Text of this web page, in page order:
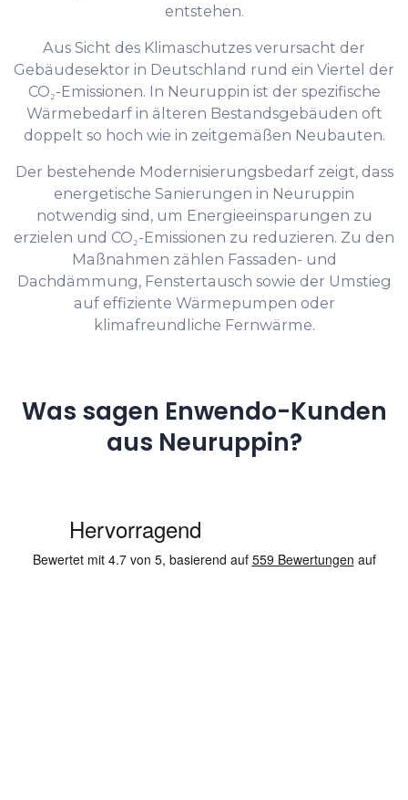
entstehen.
Aus Sicht des Klimaschutzes verursacht der
Gebäudesektor in Deutschland rund ein Viertel der
CO₂-Emissionen. In Neuruppin ist der spezifische
Wärmebedarf in älteren Bestandsgebäuden oft
doppelt so hoch wie in zeitgemäßen Neubauten.
Der bestehende Modernisierungsbedarf zeigt, dass
energetische Sanierungen in Neuruppin
notwendig sind, um Energieeinsparungen zu
erzielen und CO₂-Emissionen zu reduzieren. Zu den
Maßnahmen zählen Fassaden- und
Dachdämmung, Fenstertausch sowie der Umstieg
auf effiziente Wärmepumpen oder
klimafreundliche Fernwärme.
Was sagen Enwendo-Kunden
aus Neuruppin?